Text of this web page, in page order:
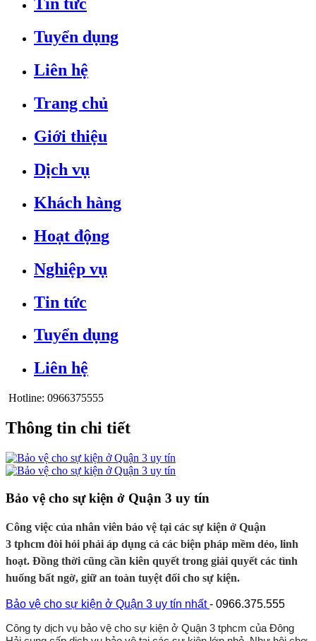
Tin tức
Tuyển dụng
Liên hệ
Trang chủ
Giới thiệu
Dịch vụ
Khách hàng
Hoạt động
Nghiệp vụ
Tin tức
Tuyển dụng
Liên hệ
Hotline: 0966375555
Thông tin chi tiết
Bảo vệ cho sự kiện ở Quận 3 uy tín
Công việc của nhân viên bảo vệ tại các sự kiện ở Quận
3 tphcm đòi hỏi phải áp dụng cả các biện pháp mềm dẻo, linh
hoạt. Đồng thời cũng cần kiên quyết trong giải quyết các tình
huống bất ngờ, giữ an toàn tuyệt đối cho sự kiện.
Bảo vệ cho sự kiện ở Quận 3 uy tín nhất- 0966.375.555
Công ty dịch vụ bảo vệ cho sự kiện ở Quận 3 tphcm của Đông